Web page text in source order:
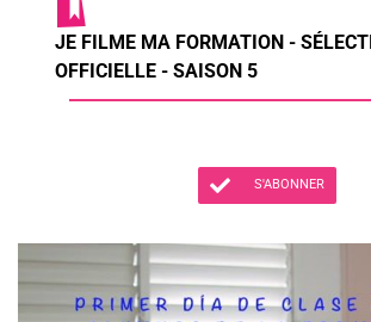
JE FILME MA FORMATION -
OFFICIELLE - SAISON 5
S'ABONNER